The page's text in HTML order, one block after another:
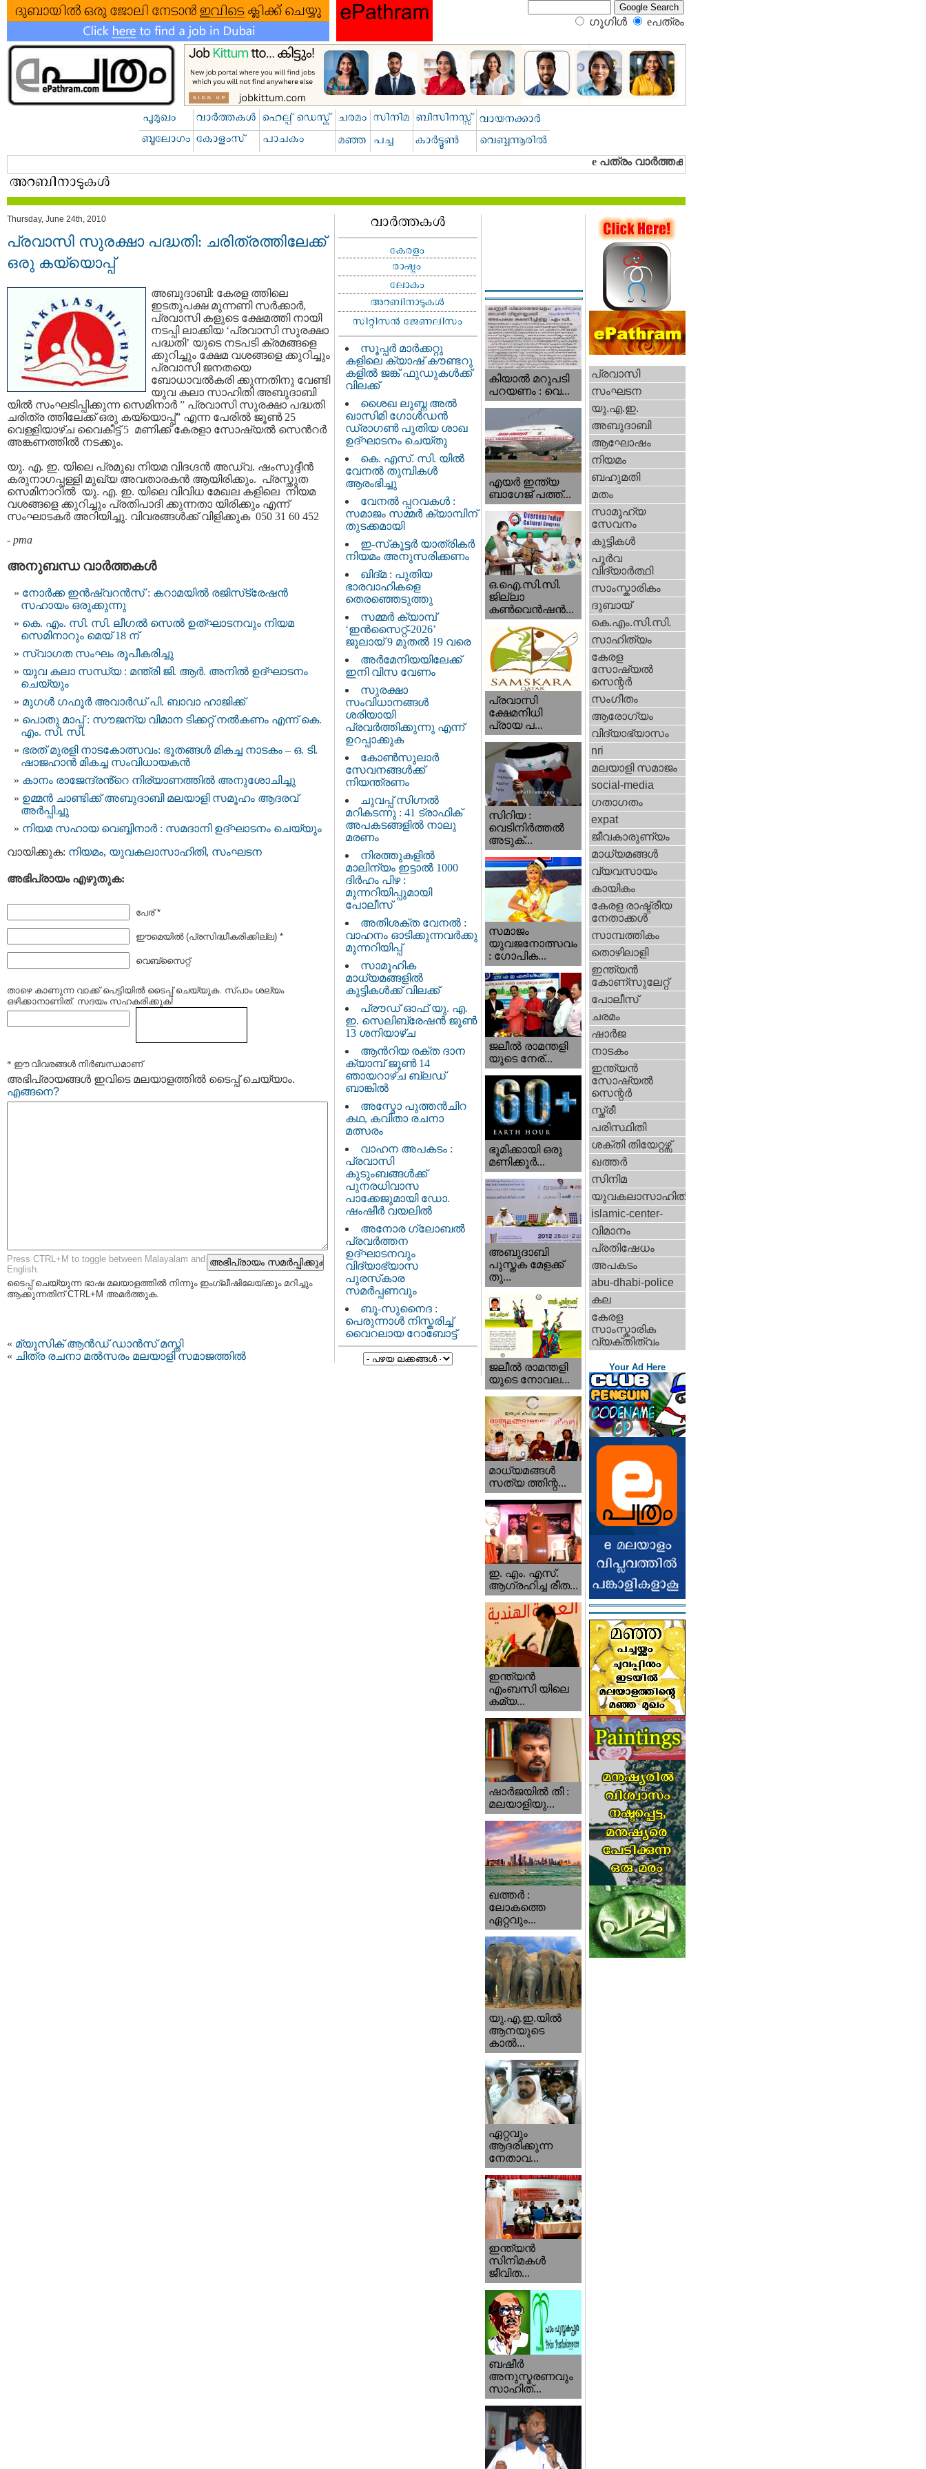
ഗൂഗിള്‍ eപത്രം‍
Thursday, June 24th, 2010
പ്രവാസി സുരക്ഷാ പദ്ധതി: ചരിത്രത്തിലേക്ക്
ഒരു കയ്യൊപ്പ്‌
അബുദാബി: കേരള ത്തിലെ
ഇടതുപക്ഷ മുന്നണി സര്‍ക്കാര്‍,
പ്രവാസി കളുടെ ക്ഷേമത്തി നായി
നടപ്പി ലാക്കിയ ‘പ്രവാസി സുരക്ഷാ
പദ്ധതി’ യുടെ നടപടി ക്രമങ്ങളെ
ക്കുറിച്ചും ക്ഷേമ വശങ്ങളെ ക്കുറിച്ചും
പ്രവാസി ജനതയെ
ബോധാവല്‍കരി ക്കുന്നതിനു വേണ്ടി
യുവ കലാ സാഹിതി അബുദാബി
യില്‍ സംഘടിപ്പിക്കുന്ന സെമിനാര്‍ ” പ്രവാസി സുരക്ഷാ പദ്ധതി
ചരിത്ര ത്തിലേക്ക് ഒരു കയ്യൊപ്പ്‌” എന്ന പേരില്‍ ജൂണ്‍ 25
വെള്ളിയാഴ്ച വൈകീട്ട് 5 മണിക്ക് കേരളാ സോഷ്യല്‍ സെന്‍റര്‍
അങ്കണത്തില്‍ നടക്കും.
യു. എ. ഇ. യിലെ പ്രമുഖ നിയമ വിദഗ്ദന്‍ അഡ്വ. ഷംസുദ്ദീന്‍
കരുനാഗപ്പള്ളി മുഖ്യ അവതാരകന്‍ ആയിരിക്കും. പ്രസ്തുത
സെമിനാറില്‍ യു. എ. ഇ. യിലെ വിവിധ മേഖല കളിലെ നിയമ
വശങ്ങളെ ക്കുറിച്ചും പ്രതിപാദി ക്കുന്നതാ യിരിക്കും എന്ന്
സംഘാടകര്‍ അറിയിച്ചു. വിവരങ്ങള്‍ക്ക് വിളിക്കുക 050 31 60 452
- pma
അനുബന്ധ വാര്‍ത്തകള്‍
നോർക്ക ഇൻഷ്വറൻസ് : കറാമയിൽ രജിസ്‌ട്രേഷൻ
സഹായം ഒരുക്കുന്നു
കെ. എം. സി. സി. ലീഗൽ സെൽ ഉത്ഘാടനവും നിയമ
സെമിനാറും മെയ് 18 ന്
സ്വാഗത സംഘം രൂപീകരിച്ചു
യുവ കലാ സന്ധ്യ : മന്ത്രി ജി. ആർ. അനിൽ ഉദ്ഘാടനം
ചെയ്യും
മുഗള്‍ ഗഫൂര്‍ അവാര്‍ഡ് പി. ബാവാ ഹാജിക്ക്
പൊതു മാപ്പ് : സൗജന്യ വിമാന ടിക്കറ്റ് നൽകണം എന്ന് കെ.
എം. സി. സി.
ഭരത് മുരളി നാടകോത്സവം: ഭൂതങ്ങൾ മികച്ച നാടകം – ഒ. ടി.
ഷാജഹാൻ മികച്ച സംവിധായകൻ
കാനം രാജേന്ദ്രൻ്റെ നിര്യാണത്തിൽ അനുശോചിച്ചു
ഉമ്മൻ ചാണ്ടിക്ക് അബുദാബി മലയാളി സമൂഹം ആദരവ്
അർപ്പിച്ചു
നിയമ സഹായ വെബ്ബിനാർ : സമദാനി ഉദ്ഘാടനം ചെയ്യും
വായിക്കുക: നിയമം, യുവകലാസാഹിതി, സംഘടന
അഭിപ്രായം എഴുതുക:
പേര് *
ഈമെയില്‍ (പ്രസിദ്ധീകരിക്കില്ല) *
വെബ്സൈറ്റ്
താഴെ കാണുന്ന വാക്ക് പെട്ടിയില്‍ ടൈപ്പ്‌ ചെയ്യുക. സ്പാം ശല്യം
ഒഴിക്കാനാണിത്. സദയം സഹകരിക്കുക!
* ഈ വിവരങ്ങള്‍ നിര്‍ബന്ധമാണ്
അഭിപ്രായങ്ങള്‍ ഇവിടെ മലയാളത്തില്‍ ടൈപ്പ് ചെയ്യാം.
എങ്ങനെ?
Press CTRL+M to toggle between Malayalam and
English.
ടൈപ്പ്‌ ചെയ്യുന്ന ഭാഷ മലയാളത്തില്‍ നിന്നും ഇംഗ്ലീഷിലേയ്ക്കും മറിച്ചും
ആക്കുന്നതിന് CTRL+M അമര്‍ത്തുക.
« മ്യൂസിക്‌ ആന്‍ഡ്‌ ഡാന്‍സ്‌ മസ്തി
« ചിത്ര രചനാ മല്‍സരം മലയാളി സമാജത്തില്‍
സൂപ്പർ മാർക്കറ്റു
കളിലെ ക്യാഷ് കൗണ്ടറു
കളിൽ ജങ്ക് ഫുഡുകൾക്ക്
വിലക്ക്
ശൈഖ ലുബ്ന അൽ
ഖാസിമി ഗോൾഡൻ
ഡ്രാഗൺ പുതിയ ശാഖ
ഉദ്ഘാടനം ചെയ്തു
കെ. എസ്. സി. യിൽ
വേനൽ തുമ്പികൾ
ആരംഭിച്ചു
വേനൽ പ്പറവകൾ :
സമാജം സമ്മർ ക്യാമ്പിന്
തുടക്കമായി
ഇ-സ്‌കൂട്ടർ യാത്രികർ
നിയമം അനുസരിക്കണം
ഖിദ്മ : പുതിയ
ഭാരവാഹികളെ
തെരഞ്ഞെടുത്തു
സമ്മർ ക്യാമ്പ്
‘ഇൻസൈറ്റ്-2026’
ജൂലായ് 9 മുതൽ 19 വരെ
അർമേനിയയിലേക്ക്
ഇനി വിസ വേണം
സുരക്ഷാ
സംവിധാനങ്ങൾ
ശരിയായി
പ്രവർത്തിക്കുന്നു എന്ന്
ഉറപ്പാക്കുക
കോൺസുലാർ
സേവനങ്ങൾക്ക്
നിയന്ത്രണം
ചുവപ്പ് സിഗ്നൽ
മറികടന്നു : 41 ട്രാഫിക്
അപകടങ്ങളിൽ നാലു
മരണം
നിരത്തുകളിൽ
മാലിന്യം ഇട്ടാൽ 1000
ദിർഹം പിഴ :
മുന്നറിയിപ്പുമായി
പോലീസ്
അതിശക്ത വേനൽ :
വാഹനം ഓടിക്കുന്നവർക്കു
മുന്നറിയിപ്പ്
സാമൂഹിക
മാധ്യമങ്ങളിൽ
കുട്ടികൾക്ക് വിലക്ക്
പ്രൗഡ് ഓഫ് യു. എ.
ഇ. സെലിബ്രേഷൻ ജൂൺ
13 ശനിയാഴ്ച
ആൻറിയ രക്ത ദാന
ക്യാമ്പ് ജൂൺ 14
ഞായറാഴ്ച ബ്ലഡ്
ബാങ്കിൽ
അസ്മോ പുത്തൻചിറ
കഥ, കവിതാ രചനാ
മത്സരം
വാഹന അപകടം :
പ്രവാസി
കുടുംബങ്ങൾക്ക്
പുനരധിവാസ
പാക്കേജുമായി ഡോ.
ഷംഷീർ വയലിൽ
അനോര ഗ്ലോബൽ
പ്രവർത്തന
ഉദ്ഘാടനവും
വിദ്യാഭ്യാസ
പുരസ്‌കാര
സമർപ്പണവും
ബൂ-സുനൈദ :
പെരുന്നാൾ നിസ്കരിച്ച്
വൈറലായ റോബോട്ട്
കിയാല്‍ മറുപടി
പറയണം : വെ...
എയര്‍ ഇന്ത്യ
ബാഗേജ് പത്ത്...
ഒ.ഐ.സി.സി.
ജില്ലാ
കൺവെൻഷൻ...
പ്രവാസി
ക്ഷേമനിധി
പ്രായ പ...
സിറിയ :
വെടിനിർത്തൽ
അടുക്...
സമാജം
യുവജനോത്സവം
: ഗോപിക...
ജലീല്‍ രാമന്തളി
യുടെ നേര്...
ഭൂമിക്കായി ഒരു
മണിക്കൂര്‍...
അബുദാബി
പുസ്തക മേളക്ക്
തു...
ജലീല്‍ രാമന്തളി
യുടെ നോവല...
മാധ്യമങ്ങള്‍
സത്യ ത്തിന്റ...
ഇ. എം. എസ്.
ആഗ്രഹിച്ച രീത...
ഇന്ത്യന്‍
എംബസി യിലെ
കമ്യ...
ഷാര്‍ജയില്‍ തീ :
മലയാളിയു...
ഖത്തര്‍ :
ലോകത്തെ
ഏറ്റവും...
യു.എ.ഇ.യില്‍
ആനയുടെ
കാല്‍...
ഏറ്റവും
ആദരിക്കുന്ന
നേതാവ...
ഇന്ത്യന്‍
സിനിമകള്‍
ജീവിത...
ബഷീര്‍
അനുസ്മരണവും
സാഹിത്...
പ്രവാസി
സംഘടന
യു.എ.ഇ.
അബുദാബി
ആഘോഷം
നിയമം
ബഹുമതി
മതം
സാമൂഹ്യ
സേവനം
കുട്ടികള്‍
പൂര്‍വ
വിദ്യാര്‍ത്ഥി
സാംസ്കാരികം
ദുബായ്‌
കെ.എം.സി.സി.
സാഹിത്യം
കേരള
സോഷ്യല്‍
സെന്റര്‍
സംഗീതം
ആരോഗ്യം
വിദ്യാഭ്യാസം
nri
മലയാളി സമാജം
social-media
ഗതാഗതം
expat
ജീവകാരുണ്യം
മാധ്യമങ്ങള്‍
വ്യവസായം
കായികം
കേരള രാഷ്ട്രീയ
നേതാക്കള്‍
സാമ്പത്തികം
തൊഴിലാളി
ഇന്ത്യന്‍
കോണ്സുലേറ്റ്
പോലീസ്
ചരമം
ഷാര്‍ജ
നാടകം
ഇന്ത്യന്‍
സോഷ്യല്‍
സെന്റര്‍
സ്ത്രീ
പരിസ്ഥിതി
ശക്തി തിയേറ്റഴ്സ്
ഖത്തര്‍
സിനിമ
യുവകലാസാഹിതി
islamic-center-
വിമാനം
പ്രതിഷേധം
അപകടം
abu-dhabi-police
കല
കേരള
സാംസ്കാരിക
വ്യക്തിത്വം
Your Ad Here